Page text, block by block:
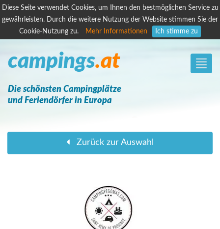
Diese Seite verwendet Cookies, um Ihnen den bestmöglichen Service zu
gewährleisten. Durch die weitere Nutzung der Website stimmen Sie der
Cookie-Nutzung zu.
Mehr Informationen Ich stimme zu
Toggle
campings.at
Die schönsten Campingplätze
und Feriendörfer in Europa
Zurück zur Auswahl